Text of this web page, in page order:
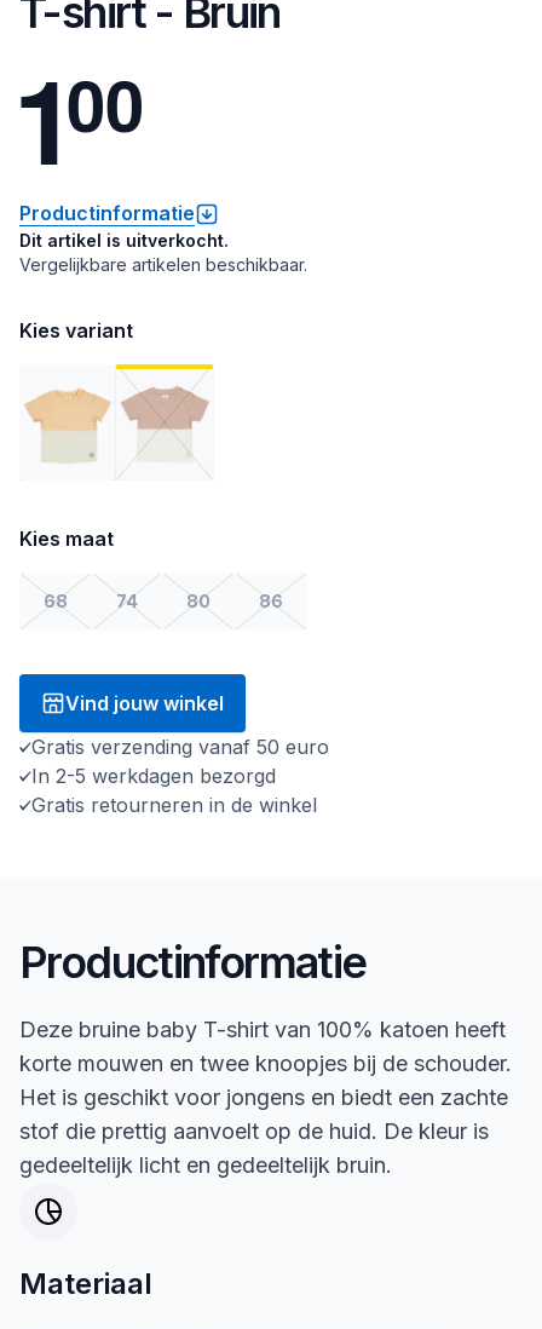
T-shirt - Bruin
100
Productinformatie
Dit artikel is uitverkocht.
Vergelijkbare artikelen beschikbaar.
Kies variant
Kies maat
68 74 80 86
Vind jouw winkel
Gratis verzending vanaf 50 euro
In 2-5 werkdagen bezorgd
Gratis retourneren in de winkel
Productinformatie
Deze bruine baby T-shirt van 100% katoen heeft
korte mouwen en twee knoopjes bij de schouder.
Het is geschikt voor jongens en biedt een zachte
stof die prettig aanvoelt op de huid. De kleur is
gedeeltelijk licht en gedeeltelijk bruin.
Materiaal